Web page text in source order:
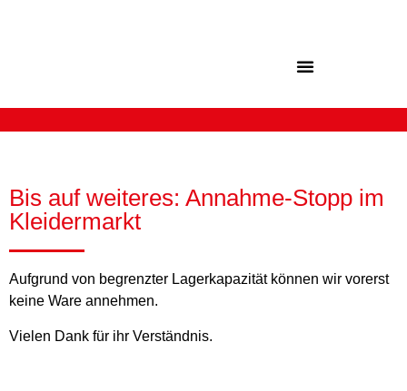
Bis auf weiteres: Annahme-Stopp im
Kleidermarkt
Aufgrund von begrenzter Lagerkapazität können wir vorerst
keine Ware annehmen.
Vielen Dank für ihr Verständnis.